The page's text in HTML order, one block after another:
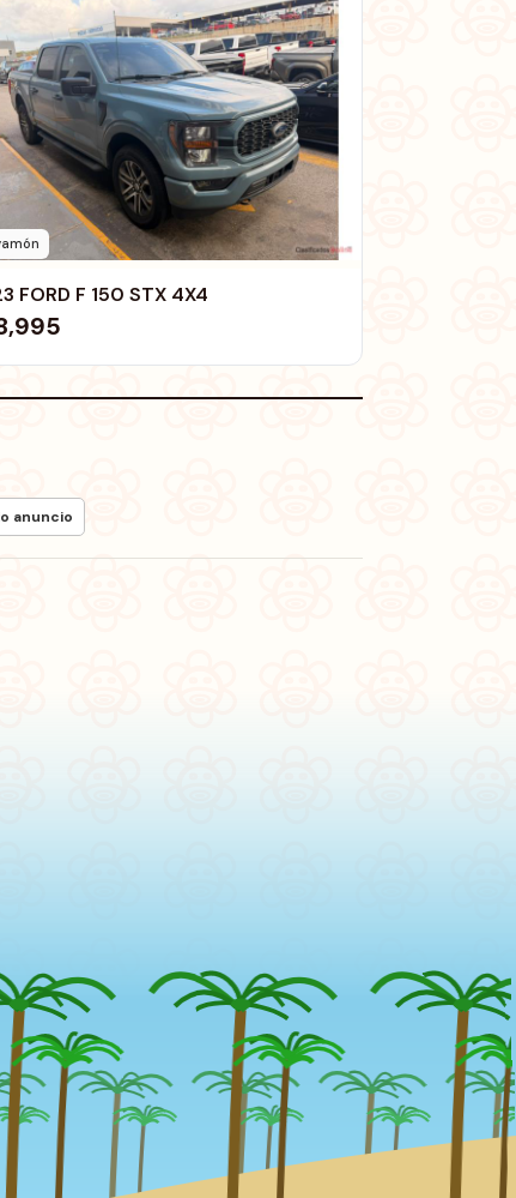
FORD F 150 STX 4X4
anuncio